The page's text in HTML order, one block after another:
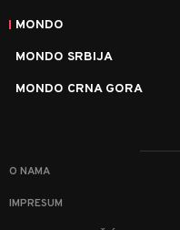
MONDO
MONDO SRBIJA
MONDO CRNA GORA
O NAMA
IMPRESUM